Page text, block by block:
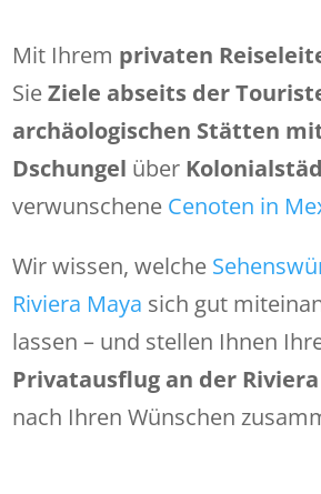
Mit Ihrem privaten
SieZiele abseits der
archäologischen Stätten
Dschungel über
verwunschene Cenoten in
Wir wissen, welche
Riviera Maya sich gut
lassen – und stellen Ihnen
Privatausflug an der
nach Ihren Wünschen